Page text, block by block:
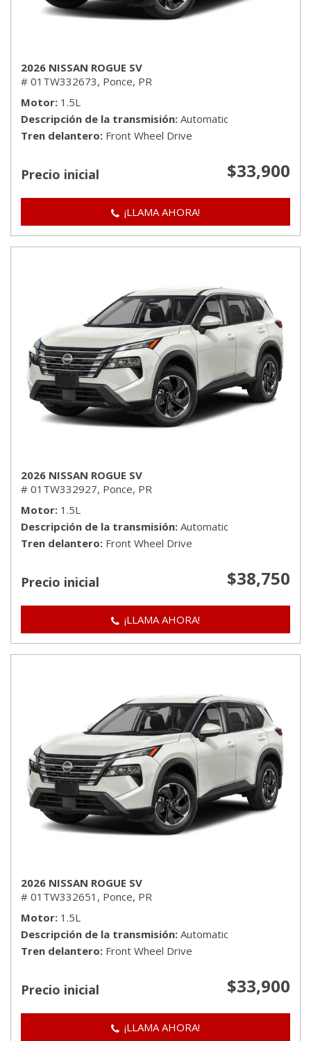
2026 NISSAN ROGUE SV
# 01TW332673, Ponce, PR
Motor 1.5L
Descripción de la transmisión Automatic
Tren delantero Front Wheel Drive
Precio inicial $33,900
¡LLAMA AHORA!
2026 NISSAN ROGUE SV
# 01TW332927, Ponce, PR
Motor 1.5L
Descripción de la transmisión Automatic
Tren delantero Front Wheel Drive
Precio inicial $38,750
¡LLAMA AHORA!
2026 NISSAN ROGUE SV
# 01TW332651, Ponce, PR
Motor 1.5L
Descripción de la transmisión Automatic
Tren delantero Front Wheel Drive
Precio inicial $33,900
¡LLAMA AHORA!